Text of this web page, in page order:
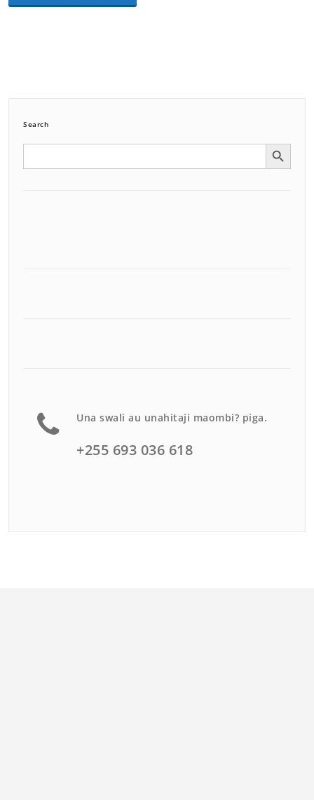
Search
Search Search Button
Una swali au unahitaji maombi? piga.
+255 693 036 618